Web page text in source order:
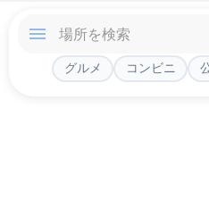
グルメ コンビニ